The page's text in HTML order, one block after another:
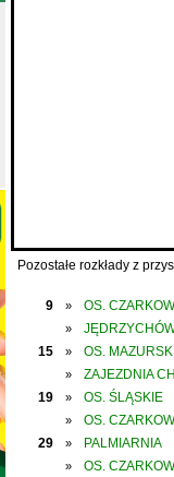
Pozostałe rozkłady z
9 » OS.
»
15
» OS.
»
ZAJEZDNIA
19
» OS. ŚLĄSKIE
»
OS.
29
» PALMIARNIA
»
OS.